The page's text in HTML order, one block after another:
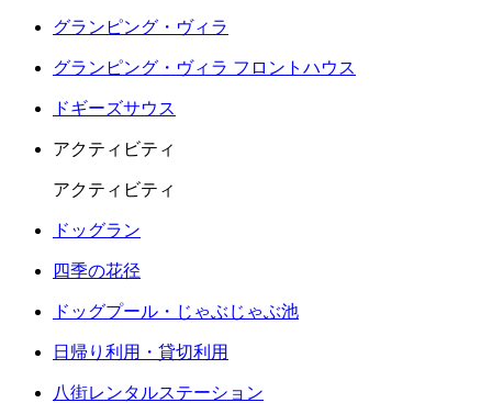
グランピング・ヴィラ
グランピング・ヴィラ フロントハウス
ドギーズサウス
アクティビティ
アクティビティ
ドッグラン
四季の花径
ドッグプール・じゃぶじゃぶ池
日帰り利用・貸切利用
八街レンタルステーション